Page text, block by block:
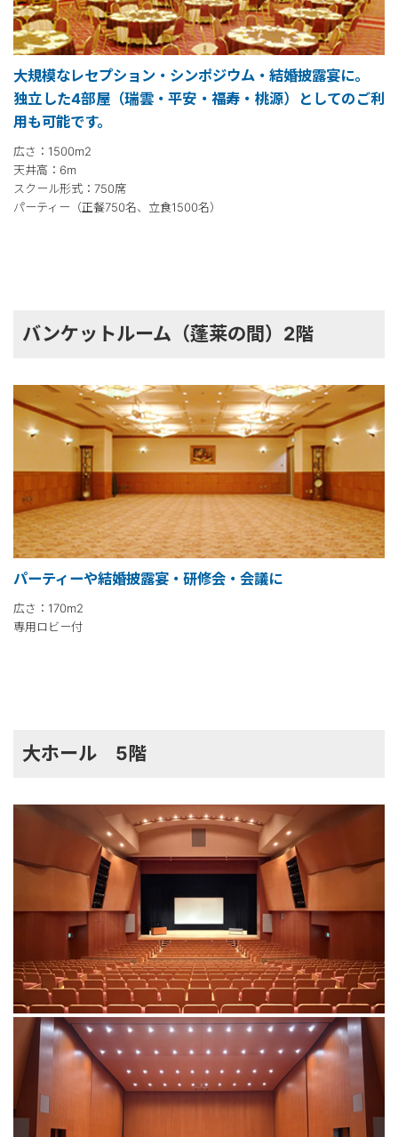
大規模なレセプション・シンポジウム・結婚披露宴に。
独立した4部屋（瑞雲・平安・福寿・桃源）としてのご利
用も可能です。
広さ：1500m2
天井高：6m
スクール形式：750席
パーティー（正餐750名、立食1500名）
バンケットルーム（蓬莱の間）2階
パーティーや結婚披露宴・研修会・会議に
広さ：170m2
専用ロビー付
大ホール 5階